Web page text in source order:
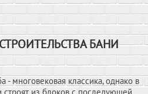
БАНИ
- многовековая классика, однако в